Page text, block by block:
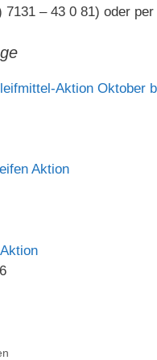
– 43 0 81) oder per
Aktion Oktober
Aktion